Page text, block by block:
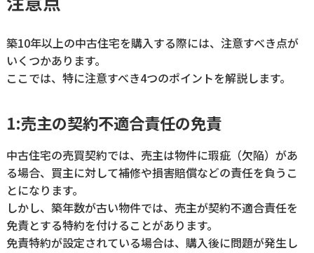
築10年以上の中古住宅を購入する際には、注意すべき点が
いくつかあります。
ここでは、特に注意すべき4つのポイントを解説します。
1:売主の契約不適合責任の免責
中古住宅の売買契約では、売主は物件に瑕疵（欠陥）があ
る場合、買主に対して補修や損害賠償などの責任を負うこ
とになります。
しかし、築年数が古い物件では、売主が契約不適合責任を
免責とする特約を付けることがあります。
免責特約が設定されている場合は、購入後に問題が発生し